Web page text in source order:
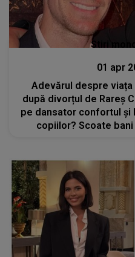
Stiri
01 apr
Adevărul despre
după divorțul de Rareș
pe dansator confortul și
copiilor? Scoate